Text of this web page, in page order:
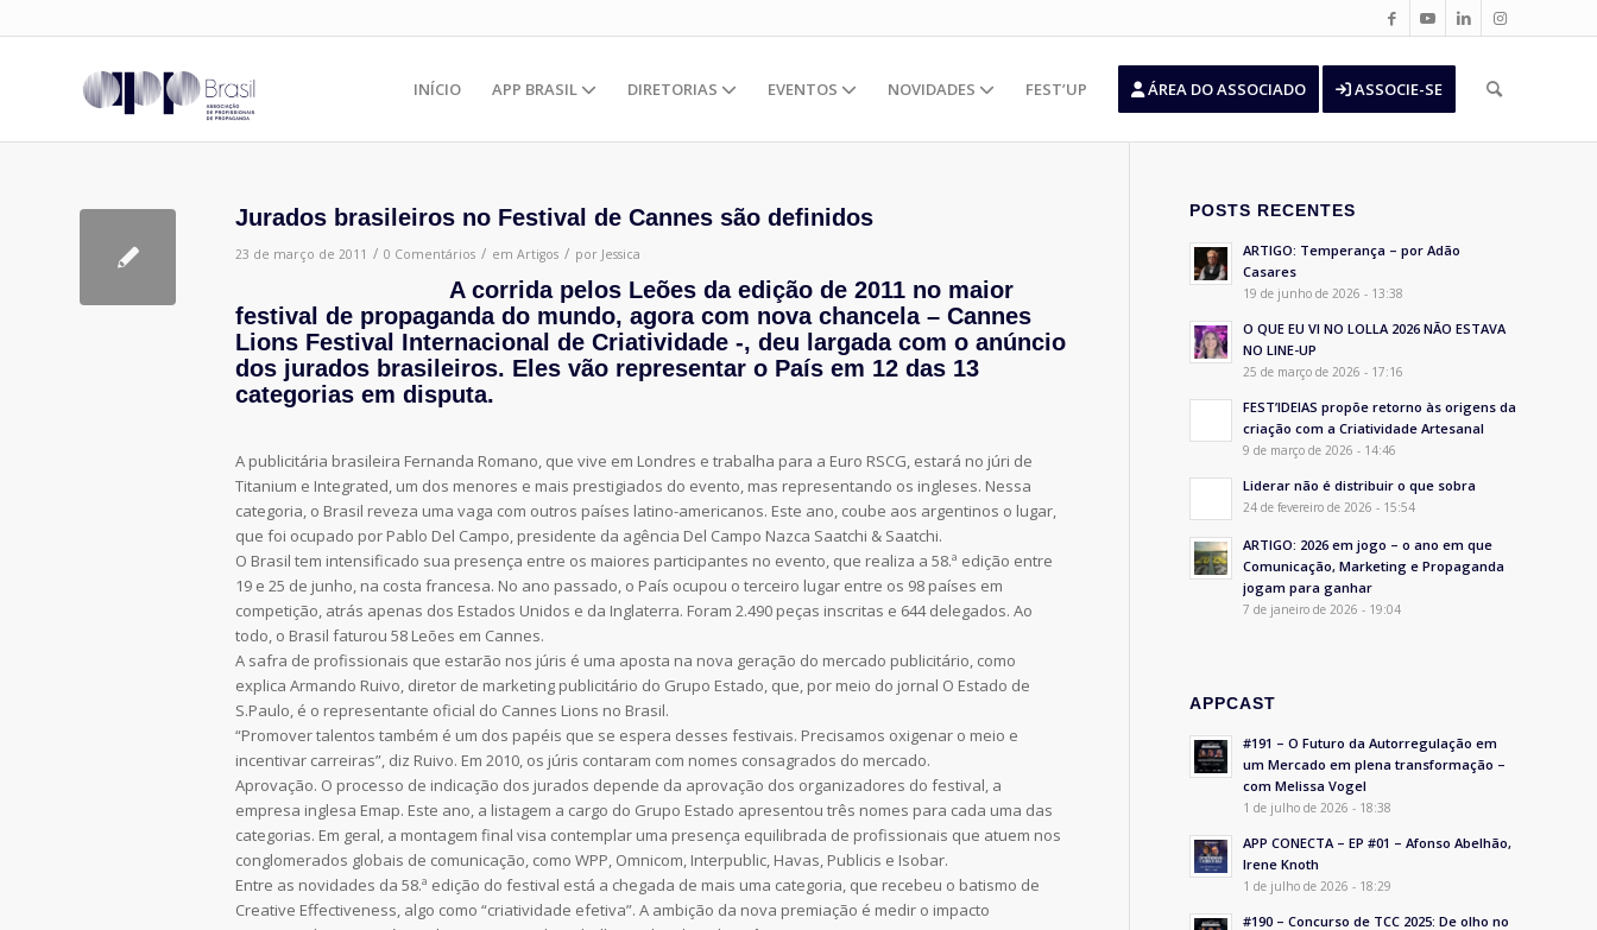
INÍCIO APP BRASIL DIRETORIAS EVENTOS NOVIDADES FEST’UP ÁREA DO ASSOCIADO ASSOCIE-SE
Jurados brasileiros no Festival de Cannes são definidos
23 de março de 2011 / 0 Comentários / em Artigos / por Jessica
A corrida pelos Leões da edição de 2011 no maior
festival de propaganda do mundo, agora com nova chancela – Cannes
Lions Festival Internacional de Criatividade -, deu largada com o anúncio
dos jurados brasileiros. Eles vão representar o País em 12 das 13
categorias em disputa.
A publicitária brasileira Fernanda Romano, que vive em Londres e trabalha para a Euro RSCG, estará no júri de
Titanium e Integrated, um dos menores e mais prestigiados do evento, mas representando os ingleses. Nessa
categoria, o Brasil reveza uma vaga com outros países latino-americanos. Este ano, coube aos argentinos o lugar,
que foi ocupado por Pablo Del Campo, presidente da agência Del Campo Nazca Saatchi & Saatchi.
O Brasil tem intensificado sua presença entre os maiores participantes no evento, que realiza a 58.ª edição entre
19 e 25 de junho, na costa francesa. No ano passado, o País ocupou o terceiro lugar entre os 98 países em
competição, atrás apenas dos Estados Unidos e da Inglaterra. Foram 2.490 peças inscritas e 644 delegados. Ao
todo, o Brasil faturou 58 Leões em Cannes.
A safra de profissionais que estarão nos júris é uma aposta na nova geração do mercado publicitário, como
explica Armando Ruivo, diretor de marketing publicitário do Grupo Estado, que, por meio do jornal O Estado de
S.Paulo, é o representante oficial do Cannes Lions no Brasil.
“Promover talentos também é um dos papéis que se espera desses festivais. Precisamos oxigenar o meio e
incentivar carreiras”, diz Ruivo. Em 2010, os júris contaram com nomes consagrados do mercado.
Aprovação. O processo de indicação dos jurados depende da aprovação dos organizadores do festival, a
empresa inglesa Emap. Este ano, a listagem a cargo do Grupo Estado apresentou três nomes para cada uma das
categorias. Em geral, a montagem final visa contemplar uma presença equilibrada de profissionais que atuem nos
conglomerados globais de comunicação, como WPP, Omnicom, Interpublic, Havas, Publicis e Isobar.
Entre as novidades da 58.ª edição do festival está a chegada de mais uma categoria, que recebeu o batismo de
Creative Effectiveness, algo como “criatividade efetiva”. A ambição da nova premiação é medir o impacto
POSTS RECENTES
ARTIGO: Temperança – por Adão
Casares
19 de junho de 2026 - 13:38
O QUE EU VI NO LOLLA 2026 NÃO ESTAVA
NO LINE-UP
25 de março de 2026 - 17:16
FEST’IDEIAS propõe retorno às origens da
criação com a Criatividade Artesanal
9 de março de 2026 - 14:46
Liderar não é distribuir o que sobra
24 de fevereiro de 2026 - 15:54
ARTIGO: 2026 em jogo – o ano em que
Comunicação, Marketing e Propaganda
jogam para ganhar
7 de janeiro de 2026 - 19:04
APPCAST
#191 – O Futuro da Autorregulação em
um Mercado em plena transformação –
com Melissa Vogel
1 de julho de 2026 - 18:38
APP CONECTA – EP #01 – Afonso Abelhão,
Irene Knoth
1 de julho de 2026 - 18:29
#190 – Concurso de TCC 2025: De olho no